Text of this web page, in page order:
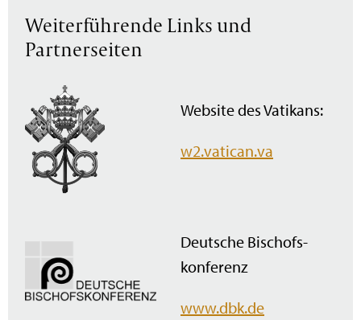
Weiterführende Links und
Partnerseiten
Website des Vatikans:
w2.vatican.va
Deutsche Bischofs­
konferenz
www.dbk.de